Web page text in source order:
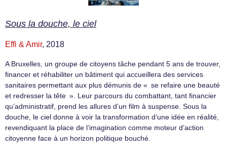
Sous la douche, le ciel
Effi & Amir, 2018
A Bruxelles, un groupe de citoyens tâche pendant 5 ans de trouver,
financer et réhabiliter un bâtiment qui accueillera des services
sanitaires permettant aux plus démunis de « se refaire une beauté
et redresser la tête ». Leur parcours du combattant, tant financier
qu’administratif, prend les allures d’un film à suspense. Sous la
douche, le ciel donne à voir la transformation d’une idée en réalité,
revendiquant la place de l’imagination comme moteur d’action
citoyenne face à un horizon politique bouché.